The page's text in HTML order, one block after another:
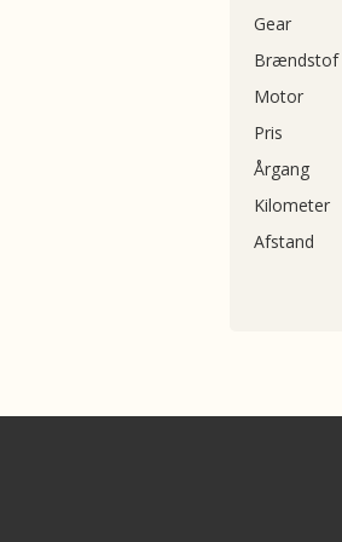
Gear
Brændstof
Motor
Pris
Årgang
Kilometer
Afstand